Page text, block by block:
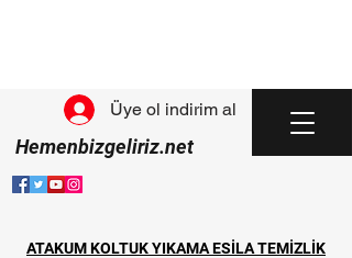
Hemenbizgeliriz.net
Üye ol indirim al
ATAKUM KOLTUK YIKAMA ESİLA TEMİZLİK